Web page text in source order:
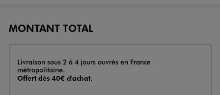
MONTANT TOTAL
Livraison
Livraison sous 2 à 4 jours ouvrés en France
métropolitaine.
Offert dès 40€ d'achat.